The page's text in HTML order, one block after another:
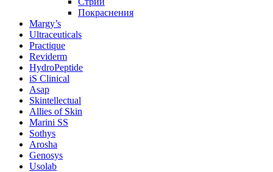
Покраснения
Margy’s
Ultraceuticals
Practique
Reviderm
HydroPeptide
iS Clinical
Asap
Skintellectual
Allies of Skin
Marini SS
Sothys
Arosha
Genosys
Usolab